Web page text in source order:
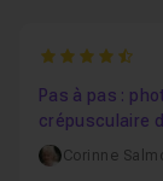
Pas à pas :
crépusculaire
Corinne